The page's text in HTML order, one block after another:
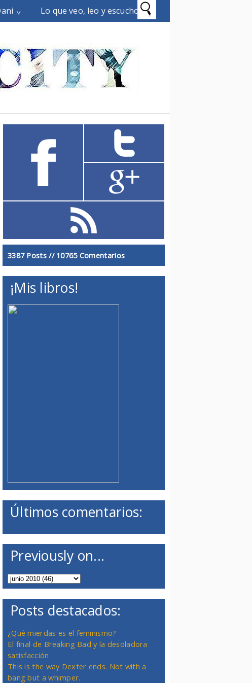
Lo que veo, leo y escucho
3387 Posts // 10765 Comentarios
¡Mis libros!
Últimos comentarios:
Previously on...
Posts destacados:
¿Qué mierdas es el feminismo?
El final de Breaking Bad y la desoladora
satisfacción
This is the way Dexter ends. Not with a
bang but a whimper.